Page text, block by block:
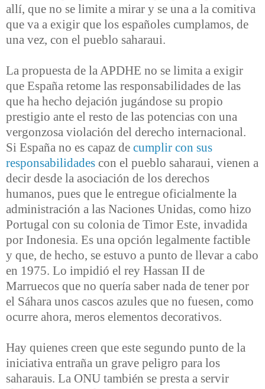
allí, que no se limite a mirar y se una a la comitiva
que va a exigir que los españoles cumplamos, de
una vez, con el pueblo saharaui.
La propuesta de la APDHE no se limita a exigir
que España retome las responsabilidades de las
que ha hecho dejación jugándose su propio
prestigio ante el resto de las potencias con una
vergonzosa violación del derecho internacional.
Si España no es capaz de cumplir con sus
responsabilidades con el pueblo saharaui, vienen a
decir desde la asociación de los derechos
humanos, pues que le entregue oficialmente la
administración a las Naciones Unidas, como hizo
Portugal con su colonia de Timor Este, invadida
por Indonesia. Es una opción legalmente factible
y que, de hecho, se estuvo a punto de llevar a cabo
en 1975. Lo impidió el rey Hassan II de
Marruecos que no quería saber nada de tener por
el Sáhara unos cascos azules que no fuesen, como
ocurre ahora, meros elementos decorativos.
Hay quienes creen que este segundo punto de la
iniciativa entraña un grave peligro para los
saharauis. La ONU también se presta a servir